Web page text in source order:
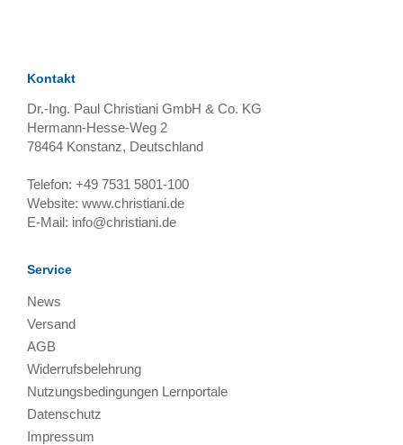
Kontakt
Dr.-Ing. Paul Christiani GmbH & Co. KG
Hermann-Hesse-Weg 2
78464 Konstanz, Deutschland
Telefon: +49 7531 5801-100
Website: www.christiani.de
E-Mail: info@christiani.de
Service
News
Versand
AGB
Widerrufsbelehrung
Nutzungsbedingungen Lernportale
Datenschutz
Impressum